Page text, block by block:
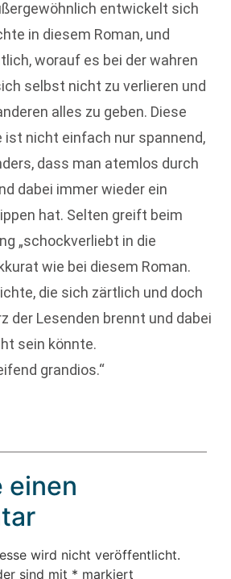
entwickelt sich
in diesem Roman, und
worauf es bei der wahren
selbst nicht zu verlieren und
alles zu geben. Diese
nicht einfach nur spannend,
dass man atemlos durch
dabei immer wieder ein
hat. Selten greift beim
„schockverliebt in die
wie bei diesem Roman.
die sich zärtlich und doch
der Lesenden brennt und dabei
sein könnte.
grandios.“
einen
wird nicht veröffentlicht.
sind mit * markiert